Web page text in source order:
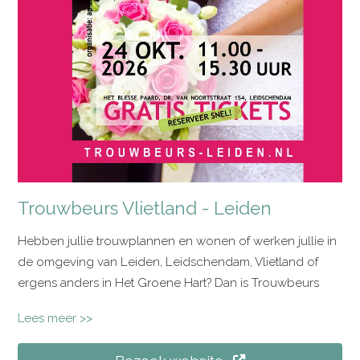
Trouwbeurs Alphen aan den Rijn. Een gezellige
trouwbeurs midden in Het Groene Hart waar volop
ideeën, inspiratie en enthousiaste trouwprofessionals op
jullie wachten.
Trouwbeurs Vlietland - Leiden
Hebben jullie trouwplannen en wonen of werken jullie in
de omgeving van Leiden, Leidschendam, Vlietland of
ergens anders in Het Groene Hart? Dan is Trouwbeurs
verzamelen voor jullie grote dag. Tijdens deze
trouwbeurs ontmoeten jullie verschillende
Lees meer >>